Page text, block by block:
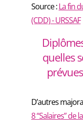
Source :La fin
(CDD) - URSSAF
quelles
D’autres
8 “Salaires” de